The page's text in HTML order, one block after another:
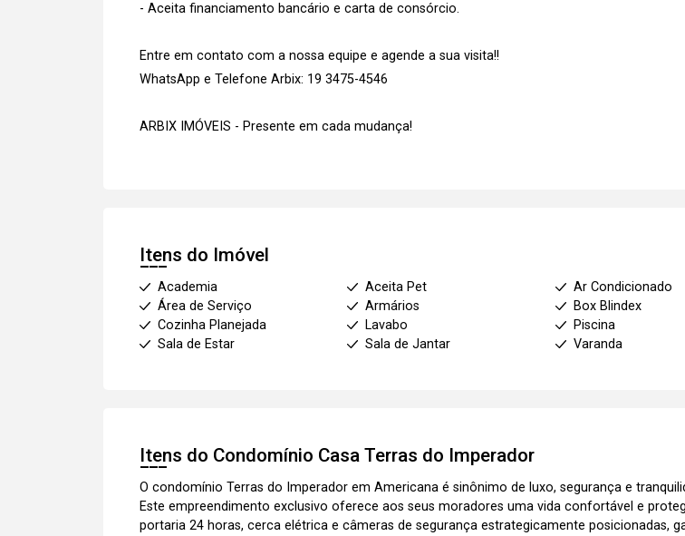
- Aceita financiamento bancário e carta de consórcio.
Entre em contato com a nossa equipe e agende a sua visita!!
WhatsApp e Telefone Arbix: 19 3475-4546
ARBIX IMÓVEIS - Presente em cada mudança!
Itens do Imóvel
Academia Aceita Pet
Ar Condicionado
Área de Serviço
Armários
Box Blindex
Cozinha Planejada
Lavabo
Piscina
Sala de Estar
Sala de Jantar Varanda
Itens do Condomínio Casa Terras do Imperador
O condomínio Terras do Imperador em Americana é sinônimo de luxo, segurança e
Este empreendimento exclusivo oferece aos seus moradores uma vida confortável e
portaria 24 horas, cerca elétrica e câmeras de segurança estrategicamente posicionadas,